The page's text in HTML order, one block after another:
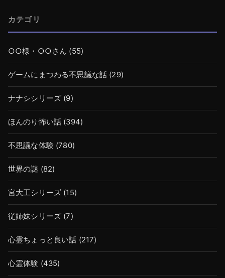
カテゴリ
○○様・○○さん (55)
ゲームにまつわる不思議な話 (29)
ナナシシリーズ (9)
ほんのり怖い話 (394)
不思議な体験 (780)
世界の謎 (82)
宮大工シリーズ (15)
従姉妹シリーズ (7)
心霊ちょっと良い話 (217)
心霊体験 (435)